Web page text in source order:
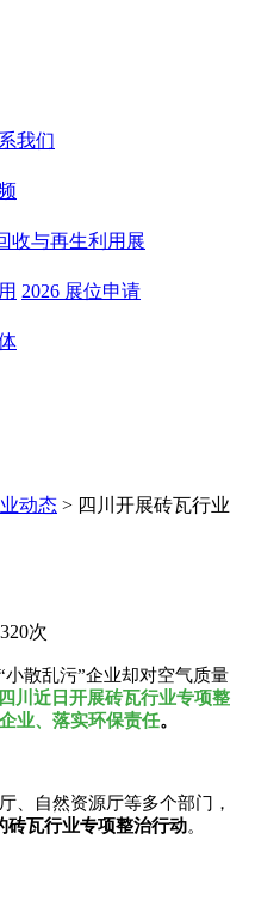
我们
收与再生利用展
2026 展位申请
动态 > 四川开展砖瓦行业
次
散乱污”企业却对空气质量
四川近日开展砖瓦行业专项整
业、落实环保责任。
、自然资源厅等多个部门，
砖瓦行业专项整治行动。